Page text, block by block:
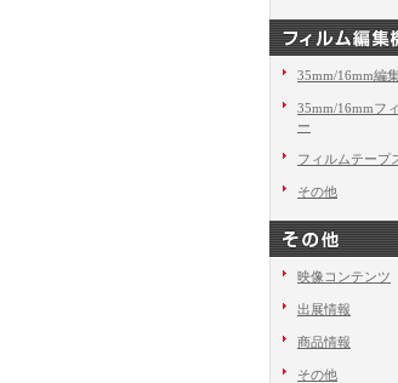
35mm/16mm編
35mm/16mmフ
ー
フィルムテープ
その他
映像コンテンツ
出展情報
商品情報
その他